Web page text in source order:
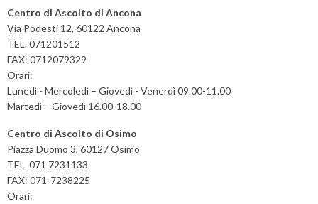
a
t
i
o
n
Centro di Ascolto di Ancona
Via Podesti 12, 60122 Ancona
TEL. 071201512
FAX: 0712079329
Orari:
Lunedì - Mercoledì – Giovedì - Venerdì 09.00-11.00
Martedì – Giovedì 16.00-18.00
Centro di Ascolto di Osimo
Piazza Duomo 3, 60127 Osimo
TEL. 071 7231133
FAX: 071-7238225
Orari: